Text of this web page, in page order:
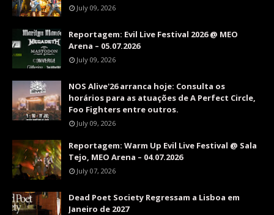
July 09, 2026
Reportagem: Evil Live Festival 2026 @ MEO
Arena – 05.07.2026
July 09, 2026
NOS Alive'26 arranca hoje: Consulta os
horários para as atuações de A Perfect Circle,
Foo Fighters entre outros.
July 09, 2026
Reportagem: Warm Up Evil Live Festival @ Sala
Tejo, MEO Arena – 04.07.2026
July 07, 2026
Dead Poet Society Regressam a Lisboa em
Janeiro de 2027